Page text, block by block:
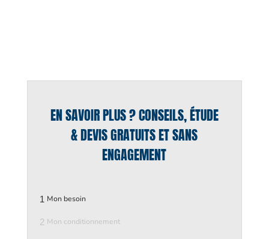
EN SAVOIR PLUS ? CONSEILS, ÉTUDE
& DEVIS GRATUITS ET SANS
ENGAGEMENT
1 Mon besoin
2 Mon conditionnement